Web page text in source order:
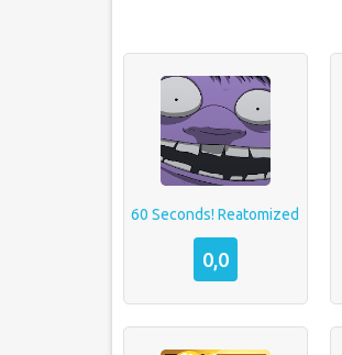
60 Seconds! Reatomized
0,0